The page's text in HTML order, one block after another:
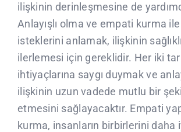
ilişkinin derinleşmesine de
Anlayışlı olma ve empati kurma
isteklerini anlamak, ilişkinin
ilerlemesi için gereklidir. Her iki
ihtiyaçlarına saygı duymak ve
ilişkinin uzun vadede mutlu bir
etmesini sağlayacaktır. Empati
kurma, insanların birbirlerini daha